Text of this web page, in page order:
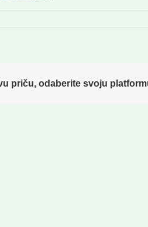
priču, odaberite svoju